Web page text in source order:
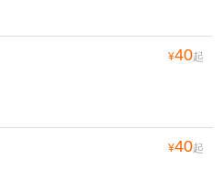
¥40起
¥40起